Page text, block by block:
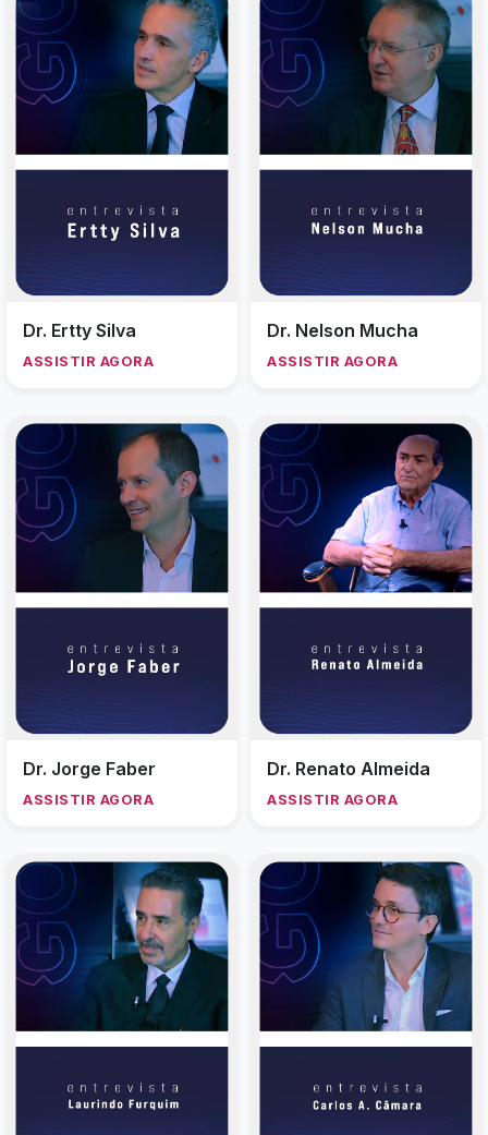
Dr. Ertty Silva
ASSISTIR AGORA
Dr. Nelson Mucha
ASSISTIR AGORA
Dr. Jorge Faber
ASSISTIR AGORA
Dr. Renato Almeida
ASSISTIR AGORA